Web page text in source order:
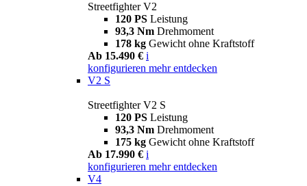
Streetfighter V2
120 PS Leistung
93,3 Nm Drehmoment
178 kg Gewicht ohne Kraftstoff
Ab 15.490 € i
konfigurieren mehr entdecken
V2 S
Streetfighter V2 S
120 PS Leistung
93,3 Nm Drehmoment
175 kg Gewicht ohne Kraftstoff
Ab 17.990 € i
konfigurieren mehr entdecken
V4